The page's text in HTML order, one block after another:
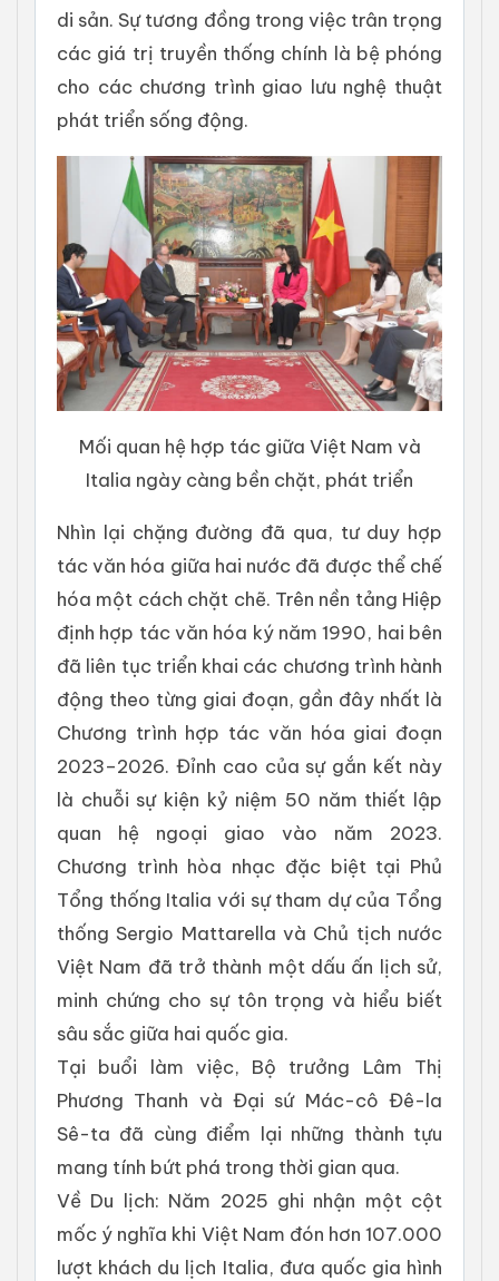
di sản. Sự tương đồng trong việc trân trọng
các giá trị truyền thống chính là bệ phóng
cho các chương trình giao lưu nghệ thuật
phát triển sống động.
Mối quan hệ hợp tác giữa Việt Nam và
Italia ngày càng bền chặt, phát triển
Nhìn lại chặng đường đã qua, tư duy hợp
tác văn hóa giữa hai nước đã được thể chế
hóa một cách chặt chẽ. Trên nền tảng Hiệp
định hợp tác văn hóa ký năm 1990, hai bên
đã liên tục triển khai các chương trình hành
động theo từng giai đoạn, gần đây nhất là
Chương trình hợp tác văn hóa giai đoạn
2023–2026. Đỉnh cao của sự gắn kết này
là chuỗi sự kiện kỷ niệm 50 năm thiết lập
quan hệ ngoại giao vào năm 2023.
Chương trình hòa nhạc đặc biệt tại Phủ
Tổng thống Italia với sự tham dự của Tổng
thống Sergio Mattarella và Chủ tịch nước
Việt Nam đã trở thành một dấu ấn lịch sử,
minh chứng cho sự tôn trọng và hiểu biết
sâu sắc giữa hai quốc gia.
Tại buổi làm việc, Bộ trưởng Lâm Thị
Phương Thanh và Đại sứ Mác-cô Đê-la
Sê-ta đã cùng điểm lại những thành tựu
mang tính bứt phá trong thời gian qua.
Về Du lịch: Năm 2025 ghi nhận một cột
mốc ý nghĩa khi Việt Nam đón hơn 107.000
lượt khách du lịch Italia, đưa quốc gia hình